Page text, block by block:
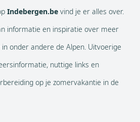
Indebergen.be vind je er alles over.
informatie en inspiratie over meer
onder andere de Alpen. Uitvoerige
nuttige links en
op je zomervakantie in de